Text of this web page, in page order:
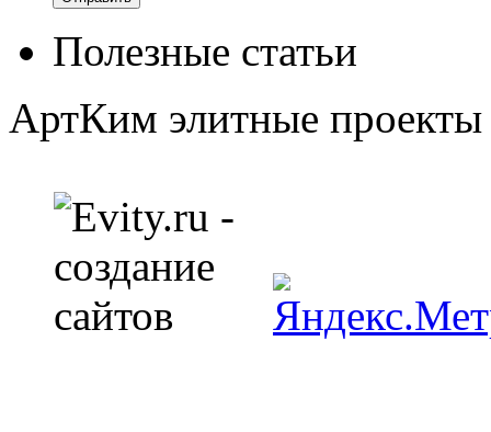
Полезные статьи
АртКим элитные